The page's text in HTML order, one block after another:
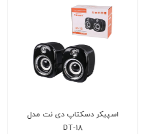
پد ماوس گرین مدل GRIFFIN
300-S